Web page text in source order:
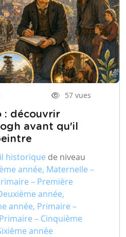
57 vues
: découvrir
avant qu'il
historique de niveau
année, Maternelle –
– Première
année,
année, Primaire –
– Cinquième
année